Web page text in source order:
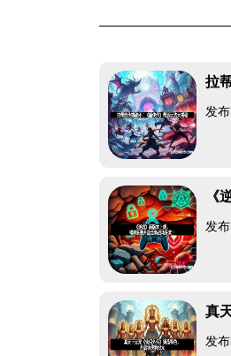
拉
发
《
发
真
发